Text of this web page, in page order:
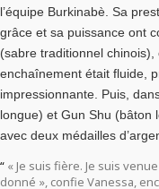
l’équipe Burkinabè. Sa
grâce et sa puissance ont
(sabre traditionnel chinois),
enchaînement était fluide,
impressionnante. Puis,
longue) et Gun Shu (bâton
avec deux médailles
« Je suis fière. Je suis
donné », confie Vanessa,